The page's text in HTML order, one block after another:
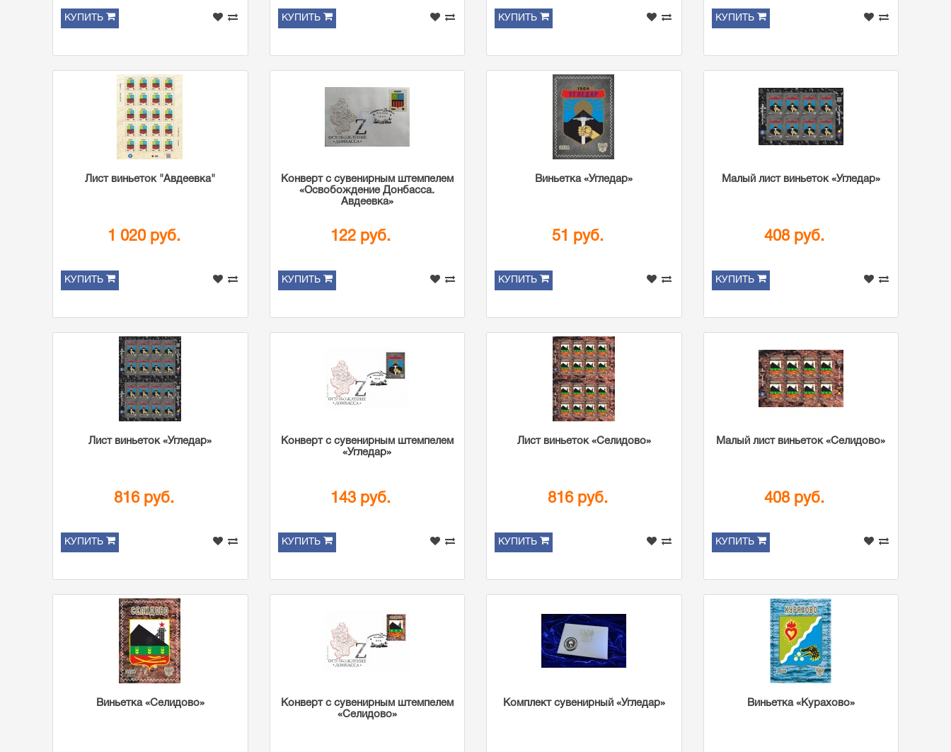
КУПИТЬ КУПИТЬ КУПИТЬ КУПИТЬ
Лист виньеток "Авдеевка"
1 020 руб.
КУПИТЬ
Конверт с сувенирным штемпелем
«Освобождение Донбасса.
Авдеевка»
122 руб.
КУПИТЬ
Виньетка «Угледар»
51 руб.
КУПИТЬ
Малый лист виньеток «Угледар»
408 руб.
КУПИТЬ
Лист виньеток «Угледар»
816 руб.
КУПИТЬ
Конверт с сувенирным штемпелем
«Угледар»
143 руб.
КУПИТЬ
Лист виньеток «Селидово»
816 руб.
КУПИТЬ
Малый лист виньеток «Селидово»
408 руб.
КУПИТЬ
Виньетка «Селидово»
Конверт с сувенирным штемпелем
«Селидово»
Комплект сувенирный «Угледар» Виньетка «Курахово»